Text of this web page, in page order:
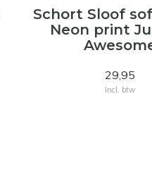
Schort Sloof
Neon print
29,95
Incl. btw